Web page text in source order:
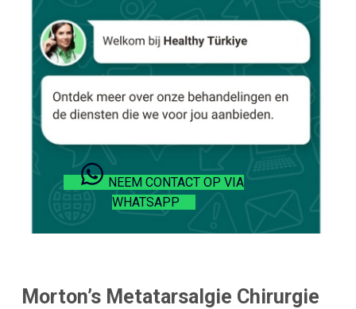
NEEM CONTACT OP VIA
WHATSAPP
Morton’s Metatarsalgie Chirurgie